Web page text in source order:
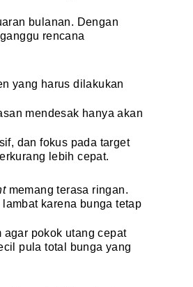
bulanan. Dengan
rencana
yang harus dilakukan
mendesak hanya akan
dan fokus pada target
lebih cepat.
memang terasa ringan.
karena bunga tetap
pokok utang cepat
pula total bunga yang